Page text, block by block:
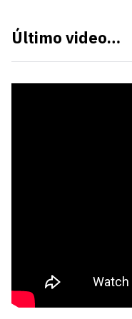
Último video…